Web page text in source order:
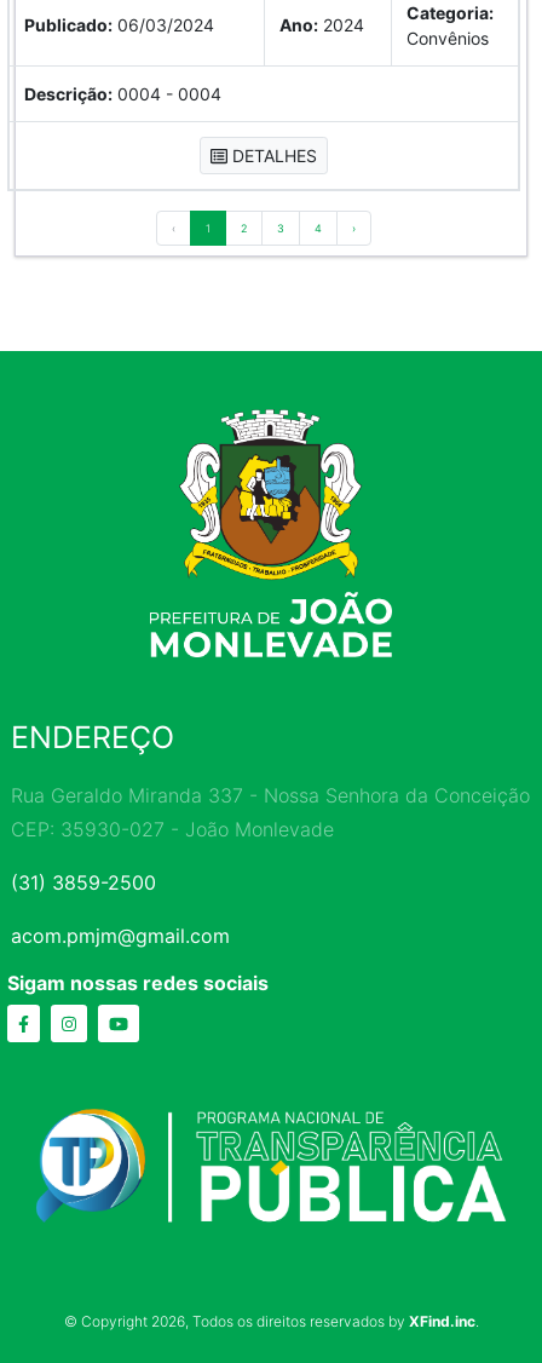
Publicado: 06/03/2024 Ano: 2024
Categoria:
Convênios
Descrição: 0004 - 0004
DETALHES
‹ 1 2 3 4 ›
ENDEREÇO
Rua Geraldo Miranda 337 - Nossa Senhora da Conceição
CEP: 35930-027 - João Monlevade
(31) 3859-2500
acom.pmjm@gmail.com
Sigam nossas redes sociais
© Copyright 2026, Todos os direitos reservados by XFind.inc.